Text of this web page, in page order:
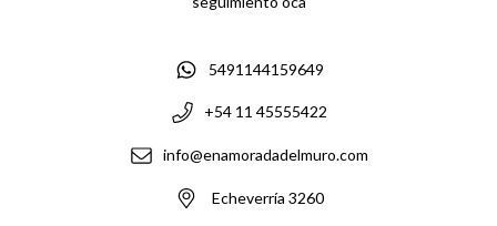
5491144159649
+54 11 45555422
info@enamoradadelmuro.com
Echeverría 3260